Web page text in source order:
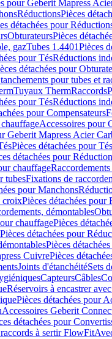
pour Geberit Mapress
RéductionsPièces
détachées pour
ObturateursPièces
gazTubes 1.4401Pièces
pour TésRéductions
détachées pour
pour tubes et
Tuyaux ThermRaccords
pour TésRéductions
pour Compensateurs
Accessoires pour
Geberit Mapress Acier
Pièces détachées pour Tés
détachées pour
chauffage
tubesFixations de
pour Manchons
croixPièces détachées pour
démontables
chauffagePièces
Pièces détachées pour
Pièces
CuivrePièces
Joints d'étanchéitéSets
CapteursCâbles
Réservoirs à encastrer
Pièces détachées pour
Accessoires Geberit
détachées pour
à sertir FlowFit